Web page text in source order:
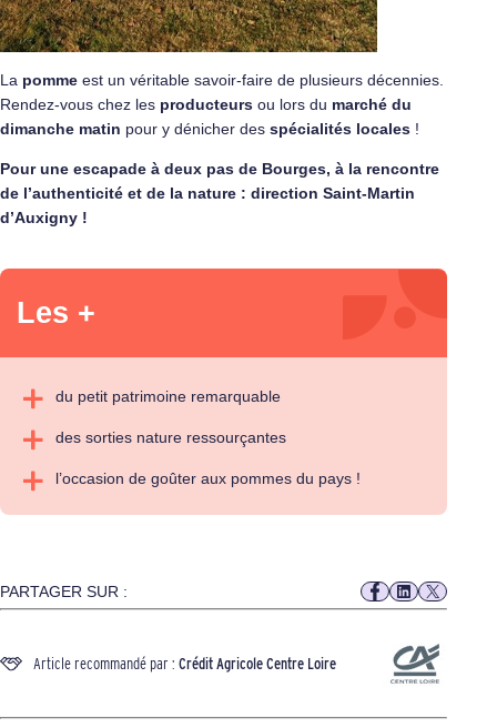
La pomme est un véritable savoir-faire de plusieurs décennies.
Rendez-vous chez les producteurs ou lors du marché du
dimanche matin pour y dénicher des spécialités locales !
Pour une escapade à deux pas de Bourges, à la rencontre
de l’authenticité et de la nature : direction Saint-Martin
d’Auxigny !
Les +
du petit patrimoine remarquable
des sorties nature ressourçantes
l’occasion de goûter aux pommes du pays !
PARTAGER SUR :
Article recommandé par : Crédit Agricole Centre Loire